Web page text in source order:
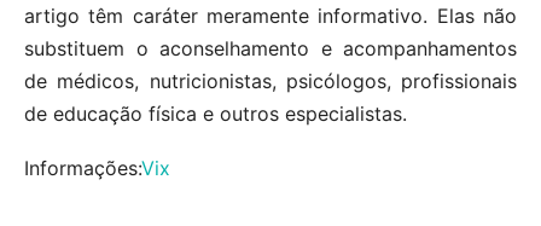
artigo têm caráter meramente informativo. Elas não
substituem o aconselhamento e acompanhamentos
de médicos, nutricionistas, psicólogos, profissionais
de educação física e outros especialistas.
Informações:Vix